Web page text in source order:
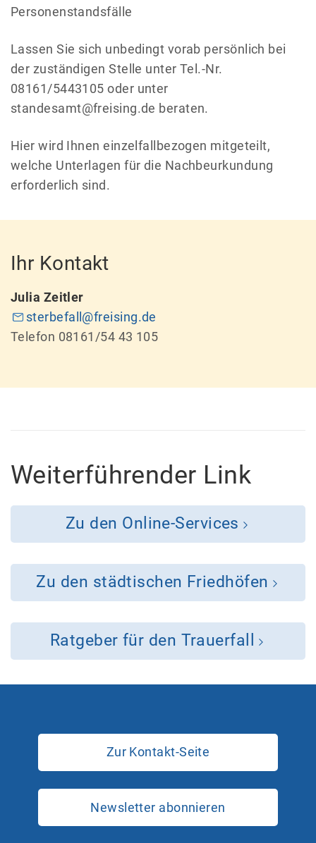
Personenstandsfälle
Lassen Sie sich unbedingt vorab persönlich bei
der zuständigen Stelle unter Tel.-Nr.
08161/5443105 oder unter
standesamt@freising.de beraten.
Hier wird Ihnen einzelfallbezogen mitgeteilt,
welche Unterlagen für die Nachbeurkundung
erforderlich sind.
Ihr Kontakt
Julia Zeitler
sterbefall@freising.de
Telefon 08161/54 43 105
Weiterführender Link
Zu den Online-Services
Zu den städtischen Friedhöfen
Ratgeber für den Trauerfall
Zur Kontakt-Seite
Newsletter abonnieren